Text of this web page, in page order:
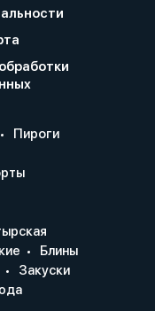
Пироги
Блины
Закуски